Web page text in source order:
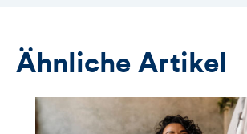
Ähnliche Artikel